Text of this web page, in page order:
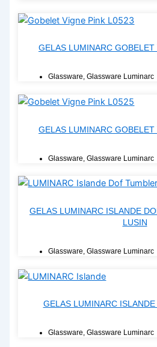
GELAS LUMINARC
Glassware,Glassware Luminarc
GELAS LUMINARC
Glassware ,Glassware Luminarc
GELAS LUMINARC ISLANDE
LUSIN
Glassware ,Glassware Luminarc
GELAS LUMINARC
Glassware,Glassware Luminarc